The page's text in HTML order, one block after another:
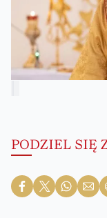
PODZIEL SIĘ